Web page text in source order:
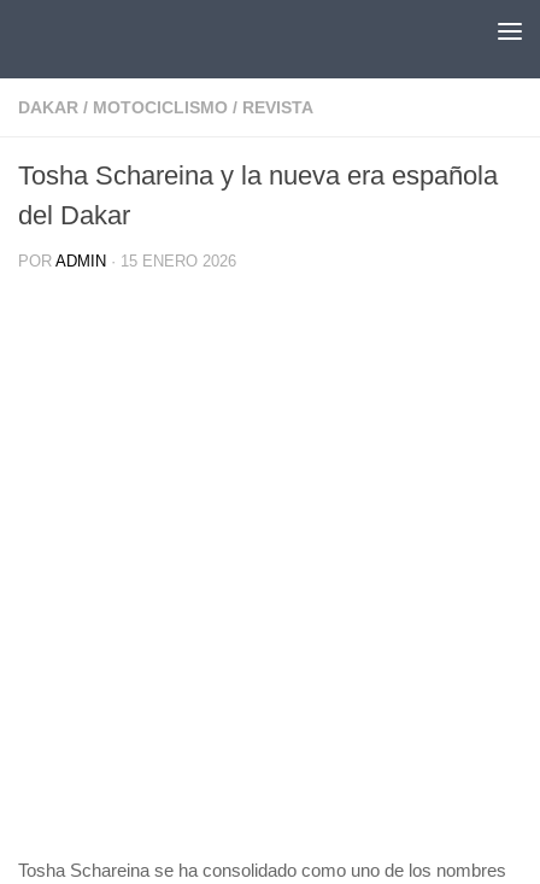
DAKAR / MOTOCICLISMO / REVISTA
Tosha Schareina y la nueva era española
del Dakar
POR ADMIN · 15 ENERO 2026
Tosha Schareina se ha consolidado como uno de los nombres